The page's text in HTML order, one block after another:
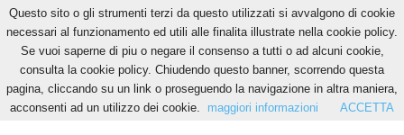
Home Tags Zavaglia
Zavaglia
Questo sito o gli strumenti terzi da questo utilizzati si avvalgono di cookie
necessari al funzionamento ed utili alle finalita illustrate nella cookie policy.
Se vuoi saperne di piu o negare il consenso a tutti o ad alcuni cookie,
consulta la cookie policy. Chiudendo questo banner, scorrendo questa
pagina, cliccando su un link o proseguendo la navigazione in altra maniera,
acconsenti ad un utilizzo dei cookie.
maggiori informazioni ACCETTA